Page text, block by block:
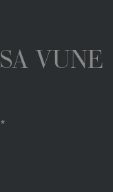
VUNE